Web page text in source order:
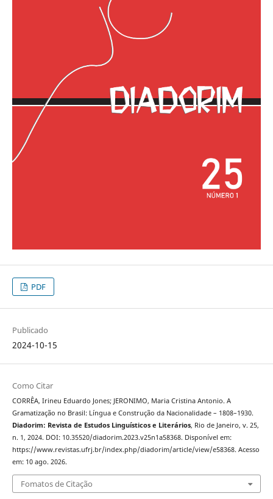
PDF
Publicado
2024-10-15
Como Citar
CORRÊA, Irineu Eduardo Jones; JERONIMO, Maria Cristina Antonio. A
Gramatização no Brasil: Língua e Construção da Nacionalidade – 1808–1930.
Diadorim: Revista de Estudos Linguísticos e Literários, Rio de Janeiro, v. 25,
n. 1, 2024. DOI: 10.35520/diadorim.2023.v25n1a58368. Disponível em:
https://www.revistas.ufrj.br/index.php/diadorim/article/view/e58368. Acesso
em: 10 ago. 2026.
Fomatos de Citação